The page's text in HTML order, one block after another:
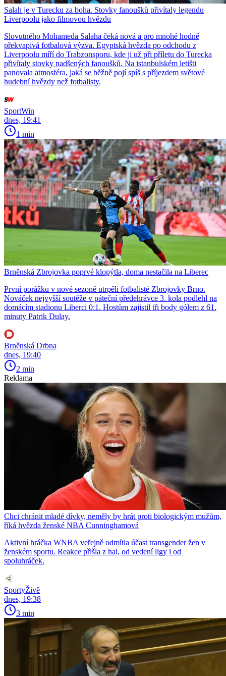
Salah je v Turecku za boha. Stovky fanoušků přivítaly legendu
Liverpoolu jako filmovou hvězdu
Slovutného Mohameda Salaha čeká nová a pro mnohé hodně
překvapivá fotbalová výzva. Egyptská hvězda po odchodu z
Liverpoolu míří do Trabzonsporu, kde ji už při příletu do Turecka
přivítaly stovky nadšených fanoušků. Na istanbulském letišti
panovala atmosféra, jaká se běžně pojí spíš s příjezdem světové
hudební hvězdy než fotbalisty.
SportWin
dnes, 19:41
1 min
Brněnská Zbrojovka poprvé klopýtla, doma nestačila na Liberec
První porážku v nové sezoně utrpěli fotbalisté Zbrojovky Brno.
Nováček nejvyšší soutěže v páteční předehrávce 3. kola podlehl na
domácím stadionu Liberci 0:1. Hostům zajistil tři body gólem z 61.
minuty Patrik Dulay.
Brněnská Drbna
dnes, 19:40
2 min
Reklama
Chci chránit mladé dívky, neměly by hrát proti biologickým mužům,
říká hvězda ženské NBA Cunninghamová
Aktivní hráčka WNBA veřejně odmítla účast transgender žen v
ženském sportu. Reakce přišla z hal, od vedení ligy i od
spoluhráček.
SportyŽivě
dnes, 19:38
3 min